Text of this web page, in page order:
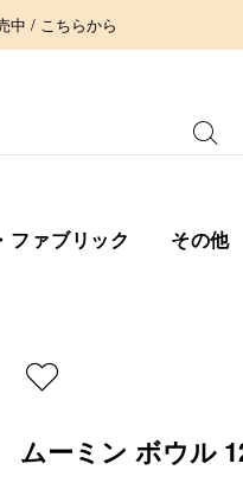
中 / こちらから
ファブリック その他
ムーミン ボウル